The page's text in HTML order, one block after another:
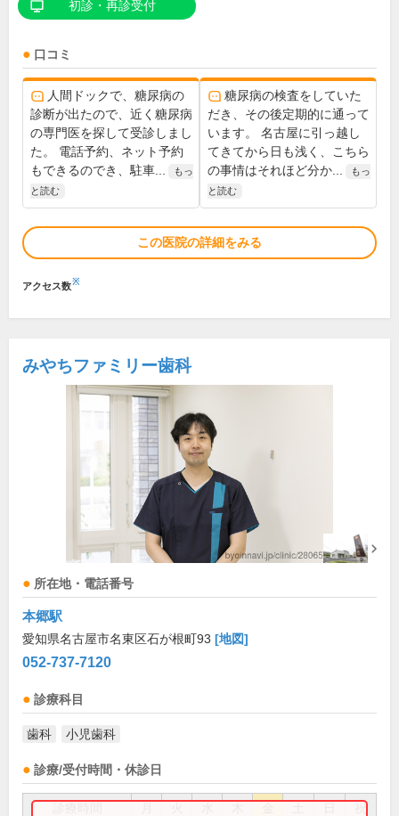
初診・再診受付
口コミ
人間ドックで、糖尿病の
診断が出たので、近く糖尿病
の専門医を探して受診しまし
た。 電話予約、ネット予約
もできるのでき、駐車...
もっ
と読む
糖尿病の検査をしていた
だき、その後定期的に通って
います。 名古屋に引っ越し
てきてから日も浅く、こちら
の事情はそれほど分か...
もっ
と読む
この医院の詳細をみる
アクセス数※
みやちファミリー歯科
所在地・電話番号
本郷駅
愛知県名古屋市名東区石が根町93 [地図]
052-737-7120
診療科目
歯科 小児歯科
診療/受付時間・休診日
祝